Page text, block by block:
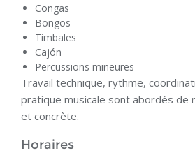
Congas
Bongos
Timbales
Cajón
Percussions mineures
Travail technique, rythme,
pratique musicale sont abordés de
et concrète.
Horaires